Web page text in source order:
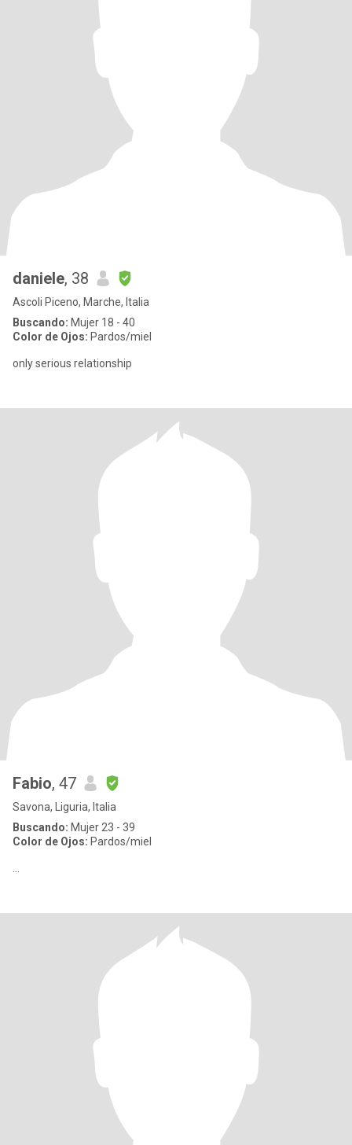
daniele, 38
Ascoli Piceno, Marche, Italia
Buscando: Mujer 18 - 40
Color de Ojos: Pardos/miel
only serious relationship
Fabio, 47
Savona, Liguria, Italia
Buscando: Mujer 23 - 39
Color de Ojos: Pardos/miel